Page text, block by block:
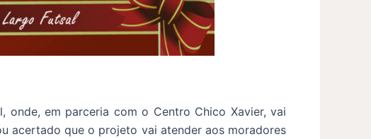
onde, em parceria com o Centro Chico Xavier, vai
acertado que o projeto vai atender aos moradores